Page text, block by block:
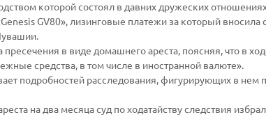
которой состоял в давних дружеских
GV80», лизинговые платежи за который вносила
в виде домашнего ареста, поясняя, что в
средства, в том числе в иностранной валюте».
подробностей расследования, фигурирующих в нем
на два месяца суд по ходатайству следствия